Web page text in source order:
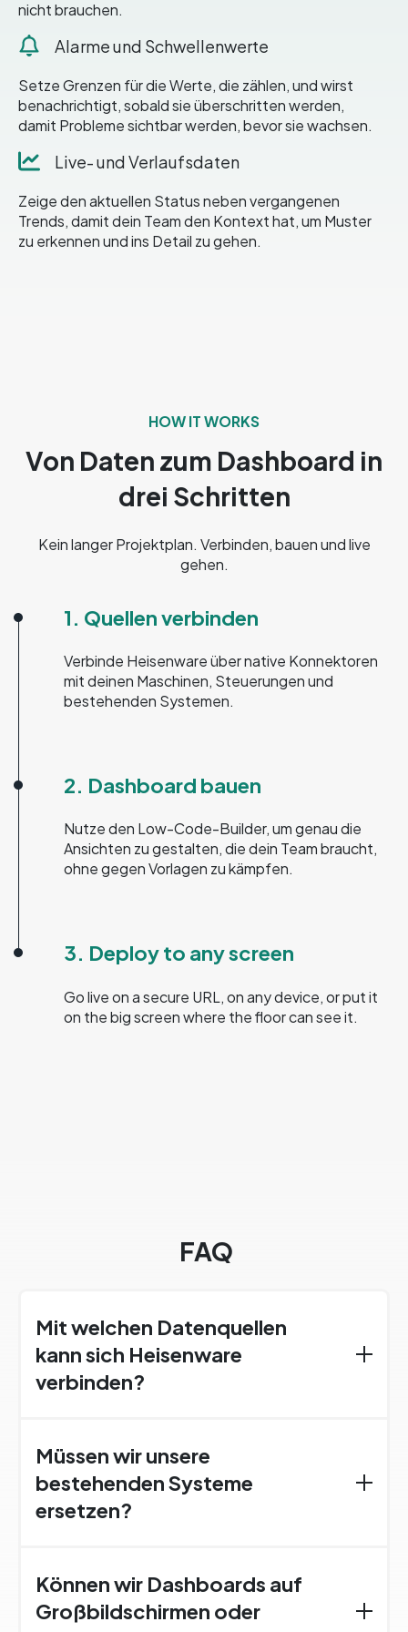
nicht brauchen.
Alarme und Schwellenwerte
Setze Grenzen für die Werte, die zählen, und wirst
benachrichtigt, sobald sie überschritten werden,
damit Probleme sichtbar werden, bevor sie wachsen.
Live- und Verlaufsdaten
Zeige den aktuellen Status neben vergangenen
Trends, damit dein Team den Kontext hat, um Muster
zu erkennen und ins Detail zu gehen.
HOW IT WORKS
Von Daten zum Dashboard in
drei Schritten
Kein langer Projektplan. Verbinden, bauen und live
gehen.
1. Quellen verbinden
Verbinde Heisenware über native Konnektoren
mit deinen Maschinen, Steuerungen und
bestehenden Systemen.
2. Dashboard bauen
Nutze den Low-Code-Builder, um genau die
Ansichten zu gestalten, die dein Team braucht,
ohne gegen Vorlagen zu kämpfen.
3. Deploy to any screen
Go live on a secure URL, on any device, or put it
on the big screen where the floor can see it.
FAQ
Mit welchen Datenquellen
kann sich Heisenware
verbinden?
Modbus, REST-APIs, SQL-Datenbanken und
mehr. Wenn es eine Schnittstelle hat, kann
Heisenware sie in der Regel erreichen.
Müssen wir unsere
bestehenden Systeme
ersetzen?
bereits betreibst, und liest daraus. Es wird nichts
herausgerissen.
Können wir Dashboards auf
Großbildschirmen oder